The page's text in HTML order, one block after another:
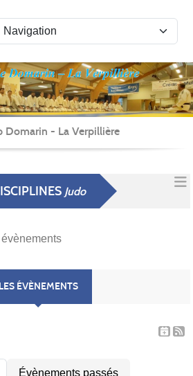
Domarin - La Verpillière
Judo
évènements
LES ÉVÈNEMENTS
Évènements passés